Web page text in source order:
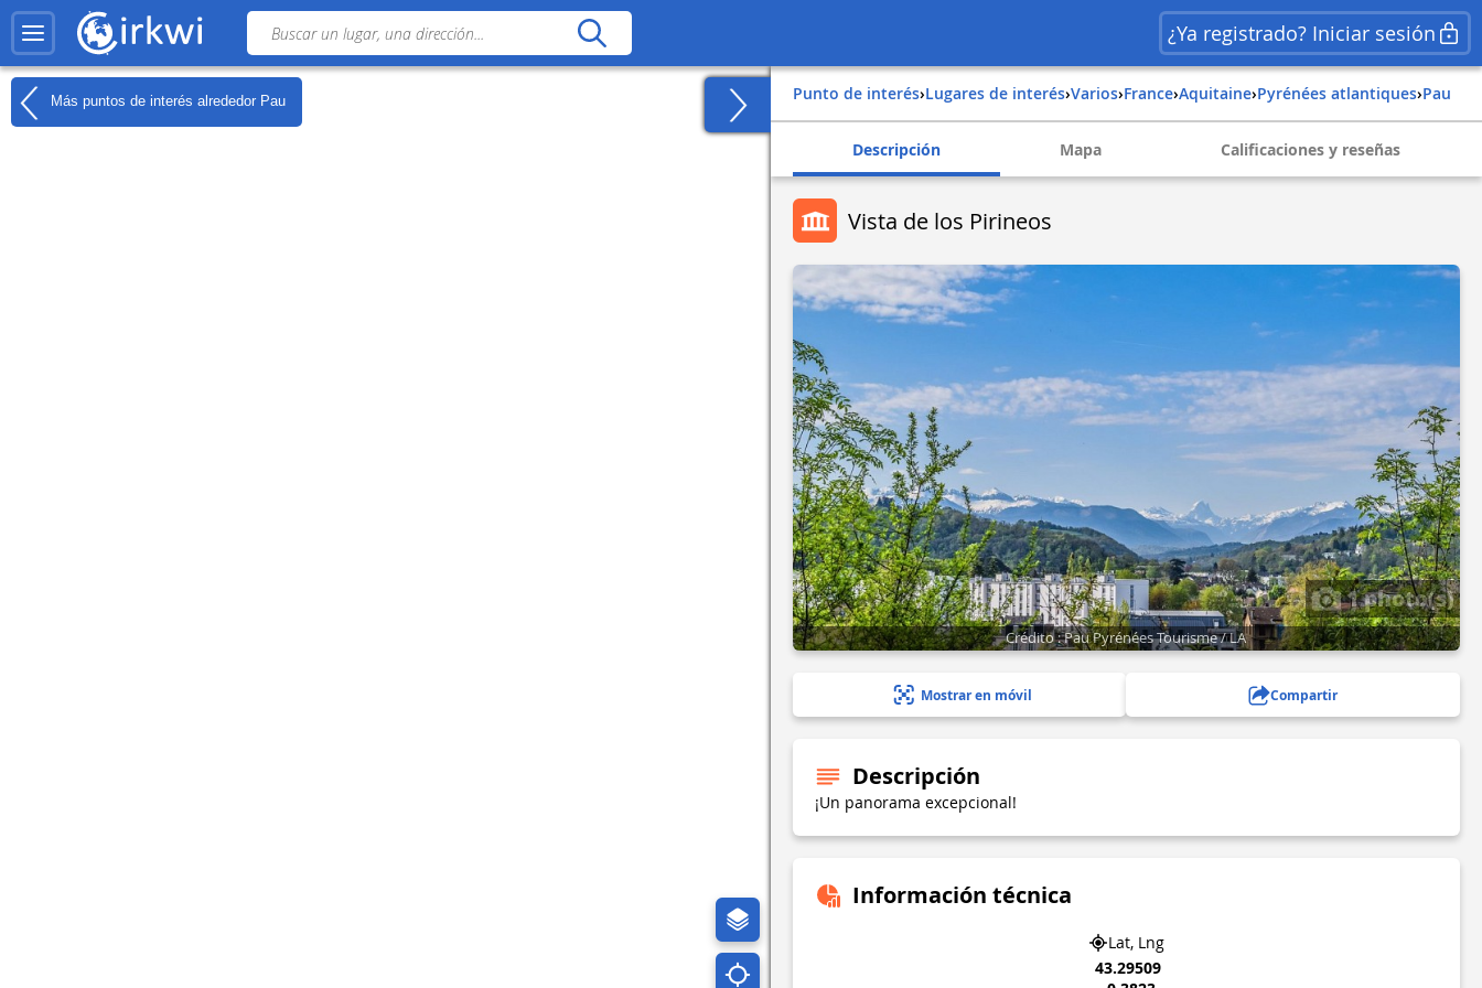
¿Ya registrado? Iniciar sesión
Más puntos de interés alrededor Pau Punto de interés› Lugares de interés› Varios› france› aquitaine› pyrénées atlantiques› pau
Descripción Mapa Calificaciones y reseñas
Vista de los Pirineos
1 photo(s)
Crédito : Pau Pyrénées Tourisme / LA
Mostrar en móvil Compartir
Descripción
¡Un panorama excepcional!
Información técnica
Lat, Lng
43.29509